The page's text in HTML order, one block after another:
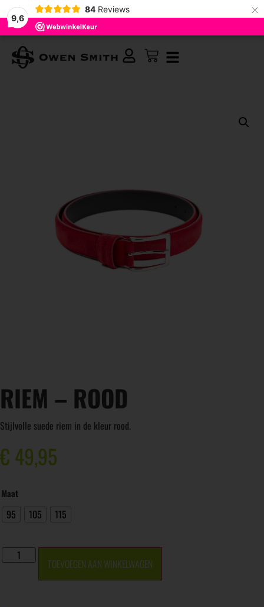
9,6
84 Reviews ×
RIEM – ROOD
Stijlvolle suede riem in de kleur rood.
€49,95
Maat
95 105 115
TOEVOEGEN AAN WINKELWAGEN